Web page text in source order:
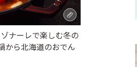
ナーレで楽しむ冬の
から北海道のおでん